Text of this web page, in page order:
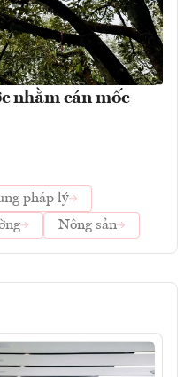
nhằm cán mốc
pháp lý
Nông sản